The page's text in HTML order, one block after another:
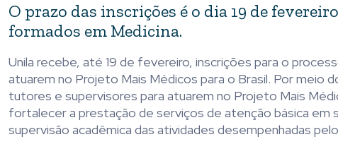
O prazo das inscrições é o dia 19 de
formados em Medicina.
Unila recebe, até 19 de fevereiro, inscrições para o
atuarem no Projeto Mais Médicos para o Brasil. Por meio
tutores e supervisores para atuarem no Projeto Mais
fortalecer a prestação de serviços de atenção básica em
supervisão acadêmica das atividades desempenhadas